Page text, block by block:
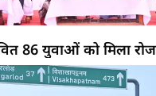
86 युवाओं को मिला